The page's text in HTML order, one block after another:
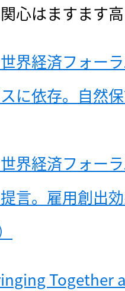
心はますます
世界経済フォー
に依存。自然
世界経済フォー
言。雇用創出
Together